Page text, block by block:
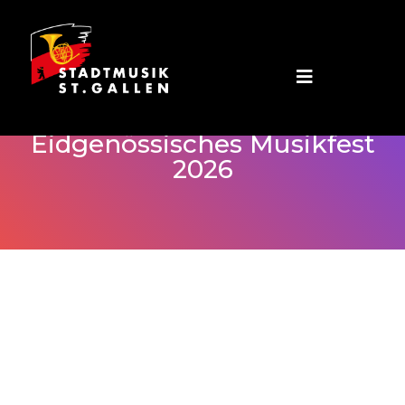
Eidgenössisches Musikfest
2026